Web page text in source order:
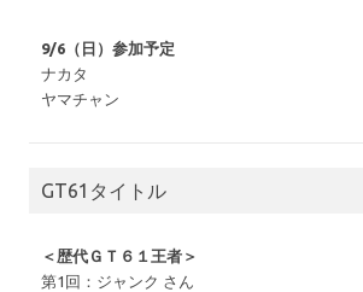
9/6（日）参加予定
ナカタ
ヤマチャン
GT61タイトル
＜歴代ＧＴ６１王者＞
第1回：ジャンク さん